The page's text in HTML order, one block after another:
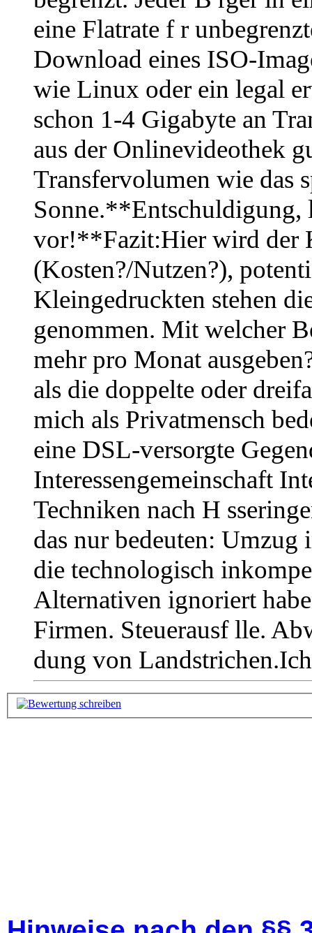
eine Flatrate f r
Download eines ISO-
wie Linux oder ein legal
schon 1-4 Gigabyte an
aus der Onlinevideothek
Transfervolumen wie das
Sonne.**Entschuldigung,
vor!**Fazit:Hier wird der
(Kosten?/Nutzen?),
Kleingedruckten stehen
genommen. Mit welcher
mehr pro Monat
als die doppelte oder
mich als Privatmensch
eine DSL-versorgte
Interessengemeinschaft
Techniken nach H
das nur bedeuten:
die technologisch
Alternativen ignoriert
Firmen. Steuerausf lle.
dung von